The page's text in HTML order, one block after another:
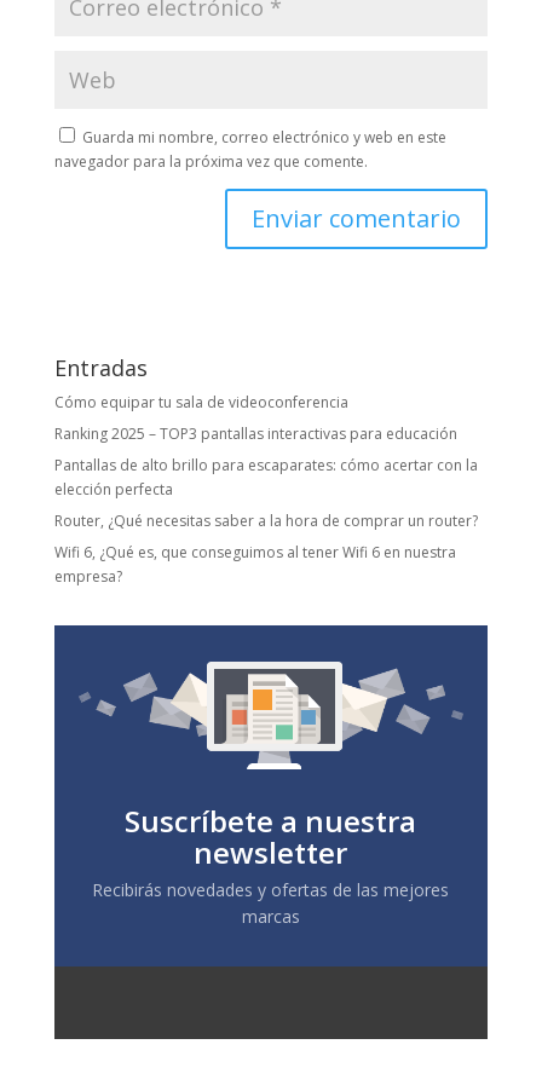
Guarda mi nombre, correo electrónico y web en este
navegador para la próxima vez que comente.
Entradas
Cómo equipar tu sala de videoconferencia
Ranking 2025 – TOP3 pantallas interactivas para educación
Pantallas de alto brillo para escaparates: cómo acertar con la
elección perfecta
Router, ¿Qué necesitas saber a la hora de comprar un router?
Wifi 6, ¿Qué es, que conseguimos al tener Wifi 6 en nuestra
empresa?
Suscríbete a nuestra
newsletter
Recibirás novedades y ofertas de las mejores
marcas